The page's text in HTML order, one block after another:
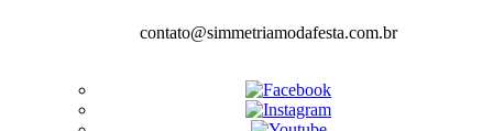
contato@simmetriamodafesta.com.br